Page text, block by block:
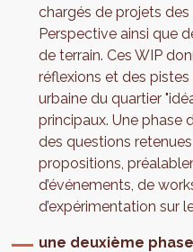
chargés de projets
Perspective ainsi que
de terrain. Ces WIP
réflexions et des
urbaine du quartier
principaux. Une phase
des questions
propositions,
d’événements, de
d’expérimentation sur
une deuxième